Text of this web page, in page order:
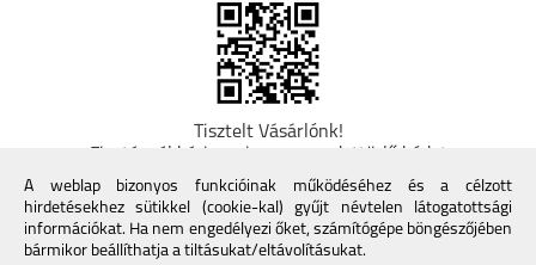
Tisztelt Vásárlónk!
Fizetésnél kérje az ingyenes adattörlő kódot
adatainak biztonsága érdekében! A Kormány
döntése alapján a kereskedő minden tartós
adathordozó termék vásárlásakor köteles ingyenes
adattörlő kódot biztosítani. További információk a
A weblap bizonyos funkcióinak működéséhez és a célzott
hirdetésekhez sütikkel (cookie-kal) gyűjt névtelen látogatottsági
információkat. Ha nem engedélyezi őket, számítógépe böngészőjében
bármikor beállíthatja a tiltásukat/eltávolításukat.